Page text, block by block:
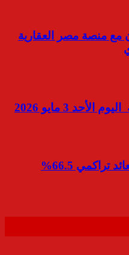
مع منصة مصر العقارية
3 مايو 2026
66.5%